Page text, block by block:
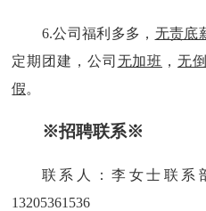
6.公司福利多多， 无责底
定期团建，公司 无加班 ，无
假。
※招聘联系※
联系人：李女士 联系
13205361536